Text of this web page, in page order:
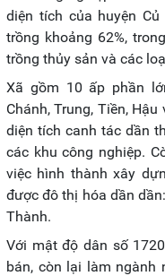
diện tích của huyện
trồng khoảng 62%,
trồng thủy sản và các
Xã gồm 10 ấp phần
Chánh, Trung, Tiền,
diện tích canh tác dần
các khu công nghiệp.
việc hình thành xây
được đô thị hóa dần
Thành.
Với mật độ dân số
bán, còn lại làm ngành